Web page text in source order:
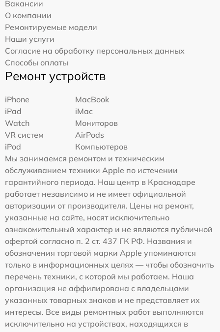
Вакансии
О компании
Ремонтируемые модели
Наши услуги
Согласие на обработку персональных данных
Способы оплаты
Ремонт устройств
iPhone
MacBook
iPad
iMac
Watch
Мониторов
VR систем
AirPods
iPod
Компьютеров
Мы занимаемся ремонтом и техническим
обслуживанием техники Apple по истечении
гарантийного периода. Наш центр в Краснодаре
работает независимо и не имеет официальной
авторизации от производителя. Цены на ремонт,
указанные на сайте, носят исключительно
ознакомительный характер и не являются публичной
офертой согласно п. 2 ст. 437 ГК РФ. Названия и
обозначения торговой марки Apple упоминаются
только в информационных целях — чтобы обозначить
перечень техники, с которой мы работаем. Наша
организация не аффилирована с владельцами
указанных товарных знаков и не представляет их
интересы. Все виды ремонтных работ выполняются
исключительно на устройствах, находящихся в